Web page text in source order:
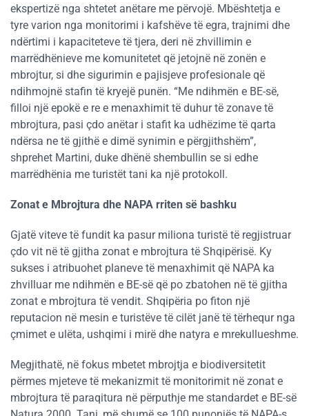
ekspertizë nga shtetet anëtare me përvojë. Mbështetja e
tyre varion nga monitorimi i kafshëve të egra, trajnimi dhe
ndërtimi i kapaciteteve të tjera, deri në zhvillimin e
marrëdhënieve me komunitetet që jetojnë në zonën e
mbrojtur, si dhe sigurimin e pajisjeve profesionale që
ndihmojnë stafin të kryejë punën. “Me ndihmën e BE-së,
filloi një epokë e re e menaxhimit të duhur të zonave të
mbrojtura, pasi çdo anëtar i stafit ka udhëzime të qarta
ndërsa ne të gjithë e dimë synimin e përgjithshëm”,
shprehet Martini, duke dhënë shembullin se si edhe
marrëdhënia me turistët tani ka një protokoll.
Zonat e Mbrojtura dhe NAPA rriten së bashku
Gjatë viteve të fundit ka pasur miliona turistë të regjistruar
çdo vit në të gjitha zonat e mbrojtura të Shqipërisë. Ky
sukses i atribuohet planeve të menaxhimit që NAPA ka
zhvilluar me ndihmën e BE-së që po zbatohen në të gjitha
zonat e mbrojtura të vendit. Shqipëria po fiton një
reputacion në mesin e turistëve të cilët janë të tërhequr nga
çmimet e ulëta, ushqimi i mirë dhe natyra e mrekullueshme.
Megjithatë, në fokus mbetet mbrojtja e biodiversitetit
përmes mjeteve të mekanizmit të monitorimit në zonat e
mbrojtura të paraqitura në përputhje me standardet e BE-së